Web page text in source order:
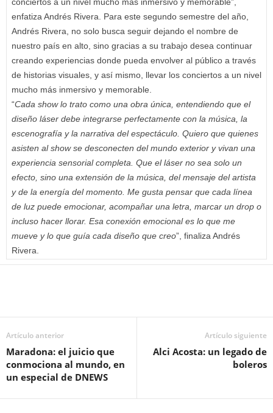
enfatiza Andrés Rivera. Para este segundo semestre del año,
Andrés Rivera, no solo busca seguir dejando el nombre de
nuestro país en alto, sino gracias a su trabajo desea continuar
creando experiencias donde pueda envolver al público a través
de historias visuales, y así mismo, llevar los conciertos a un nivel
mucho más inmersivo y memorable.
“Cada show lo trato como una obra única, entendiendo que el
diseño láser debe integrarse perfectamente con la música, la
escenografía y la narrativa del espectáculo. Quiero que quienes
asisten al show se desconecten del mundo exterior y vivan una
experiencia sensorial completa. Que el láser no sea solo un
efecto, sino una extensión de la música, del mensaje del artista
y de la energía del momento. Me gusta pensar que cada línea
de luz puede emocionar, acompañar una letra, marcar un drop o
incluso hacer llorar. Esa conexión emocional es lo que me
mueve y lo que guía cada diseño que creo”, finaliza Andrés
Rivera.
Artículo anterior
Maradona: el juicio que
conmociona al mundo, en
un especial de DNEWS
Artículo siguiente
Alci Acosta: un legado de
boleros